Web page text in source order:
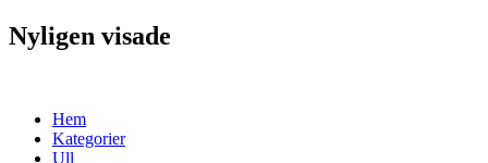
Nyligen visade
Hem
Kategorier
Ull